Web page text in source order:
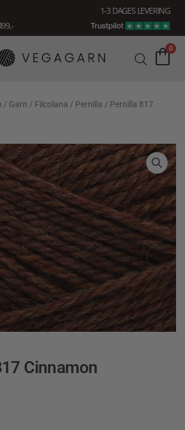
1-3 DAGES LEVERING
0
/ Garn / Filcolana / Pernilla / Pernilla 817
Cinnamon